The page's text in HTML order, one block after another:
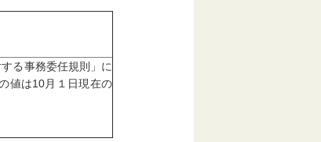
る事務委任規則」に
値は10月１日現在の